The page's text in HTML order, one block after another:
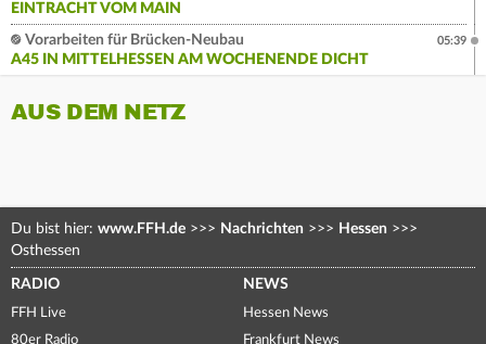
EINTRACHT VOM MAIN
Vorarbeiten für Brücken-Neubau
A45 IN MITTELHESSEN AM WOCHENENDE DICHT
05:39
AUS DEM NETZ
Du bist hier: www.FFH.de >>> Nachrichten >>> Hessen >>>
Osthessen
RADIO
FFH Live
80er Radio
NEWS
Hessen News
Frankfurt News